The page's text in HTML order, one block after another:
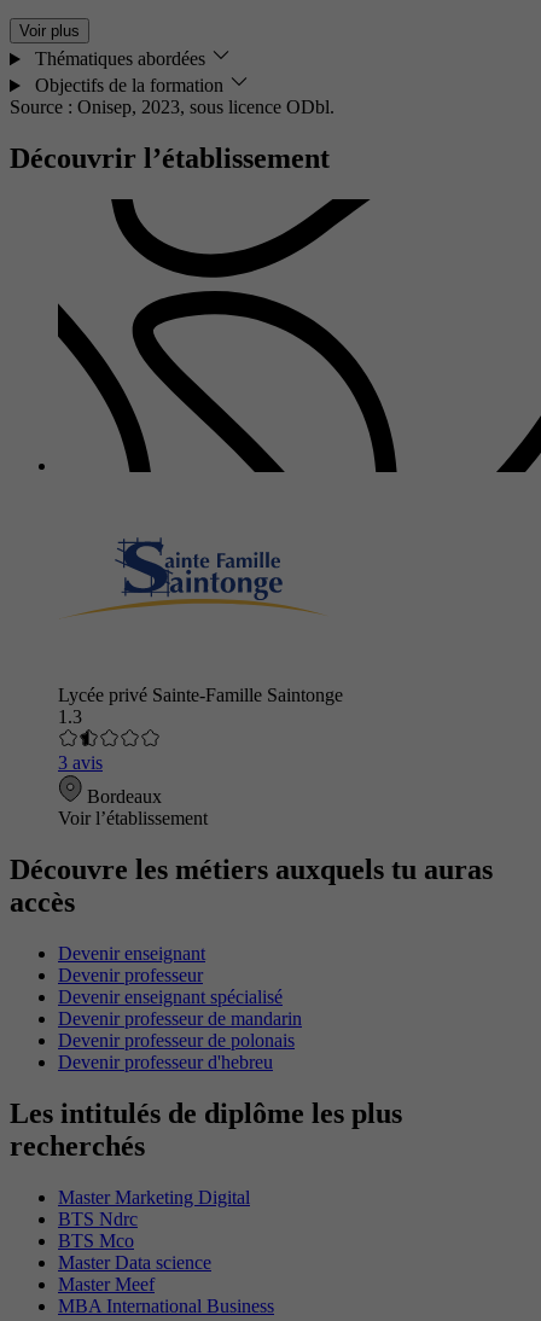
Voir plus
Thématiques abordées
Objectifs de la formation
Source : Onisep, 2023, sous licence ODbl.
Découvrir l’établissement
Lycée privé Sainte-Famille Saintonge
1.3
3 avis
Bordeaux
Voir l’établissement
Découvre les métiers auxquels tu auras
accès
Devenir enseignant
Devenir professeur
Devenir enseignant spécialisé
Devenir professeur de mandarin
Devenir professeur de polonais
Devenir professeur d'hebreu
Les intitulés de diplôme les plus
recherchés
Master Marketing Digital
BTS Ndrc
BTS Mco
Master Data science
Master Meef
MBA International Business